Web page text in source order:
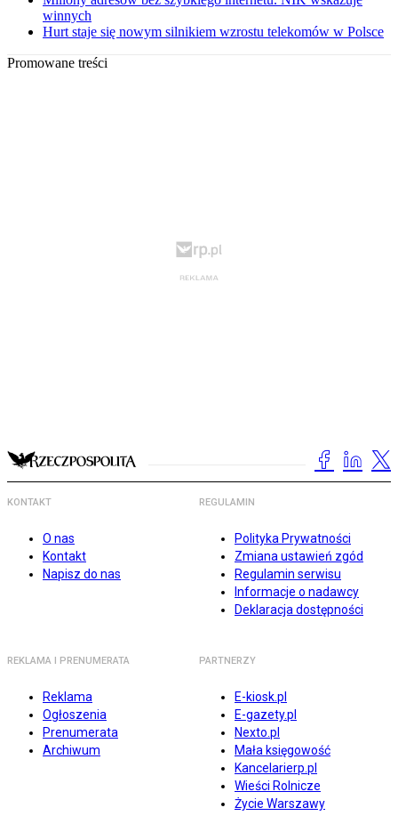
winnych
Hurt staje się nowym silnikiem wzrostu telekomów w Polsce
Promowane treści
KONTAKT
O nas
Kontakt
Napisz do nas
REGULAMIN
Polityka Prywatności
Zmiana ustawień zgód
Regulamin serwisu
Informacje o nadawcy
Deklaracja dostępności
REKLAMA I PRENUMERATA
Reklama
Ogłoszenia
Prenumerata
Archiwum
PARTNERZY
E-kiosk.pl
E-gazety.pl
Nexto.pl
Mała księgowość
Kancelarierp.pl
Wieści Rolnicze
Życie Warszawy